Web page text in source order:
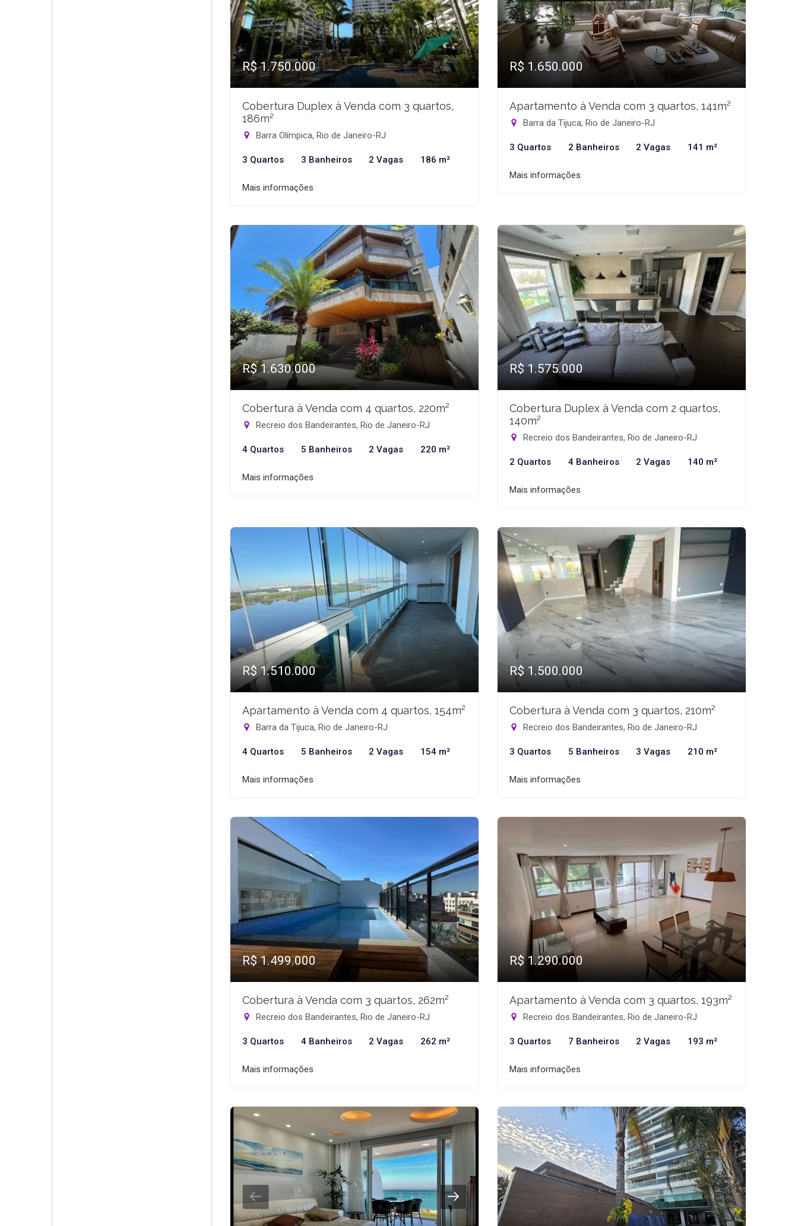
R$ 1.750.000
Cobertura Duplex à Venda com 3 quartos,
186m²
Barra Olímpica, Rio de Janeiro-RJ
3 Quartos 3 Banheiros 2 Vagas 186 m²
Mais informações
R$ 1.650.000
Apartamento à Venda com 3 quartos, 141m²
Barra da Tijuca, Rio de Janeiro-RJ
3 Quartos 2 Banheiros 2 Vagas 141 m²
Mais informações
R$ 1.630.000
Cobertura à Venda com 4 quartos, 220m²
Recreio dos Bandeirantes, Rio de Janeiro-RJ
4 Quartos 5 Banheiros 2 Vagas 220 m²
Mais informações
R$ 1.575.000
Cobertura Duplex à Venda com 2 quartos,
140m²
Recreio dos Bandeirantes, Rio de Janeiro-RJ
2 Quartos 4 Banheiros 2 Vagas 140 m²
Mais informações
R$ 1.510.000
Apartamento à Venda com 4 quartos, 154m²
Barra da Tijuca, Rio de Janeiro-RJ
4 Quartos 5 Banheiros 2 Vagas 154 m²
Mais informações
R$ 1.500.000
Cobertura à Venda com 3 quartos, 210m²
Recreio dos Bandeirantes, Rio de Janeiro-RJ
3 Quartos 5 Banheiros 3 Vagas 210 m²
Mais informações
R$ 1.499.000
Cobertura à Venda com 3 quartos, 262m²
Recreio dos Bandeirantes, Rio de Janeiro-RJ
3 Quartos 4 Banheiros 2 Vagas 262 m²
Mais informações
R$ 1.290.000
Apartamento à Venda com 3 quartos, 193m²
Recreio dos Bandeirantes, Rio de Janeiro-RJ
3 Quartos 7 Banheiros 2 Vagas 193 m²
Mais informações